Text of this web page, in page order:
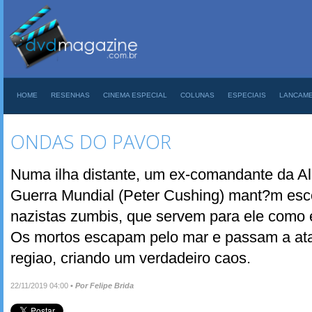
HOME RESENHAS CINEMA ESPECIAL COLUNAS ESPECIAIS
ONDAS DO PAVOR
Numa ilha distante, um ex-comandante da
Guerra Mundial (Peter Cushing) mant?m
nazistas zumbis, que servem para ele como
Os mortos escapam pelo mar e passam a
regiao, criando um verdadeiro caos.
22/11/2019 04:00 • Por Felipe Brida